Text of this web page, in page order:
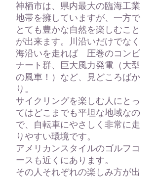
神栖市は、県内最大の臨海工業
地帯を擁していますが、一方で
とても豊かな自然を楽しむこと
が出来ます。川沿いだけでなく
海沿いを走れば 圧巻のコンビ
ナート群、巨大風力発電（大型
の風車！）など、見どころばか
り。
サイクリングを楽しむ人にとっ
てはどこまでも平坦な地域なの
で、自転車にやさしく非常に走
りやすい環境です。
​アメリカンスタイルのゴルフコ
ースも近くにあります。
その人それぞれの楽しみ方が出